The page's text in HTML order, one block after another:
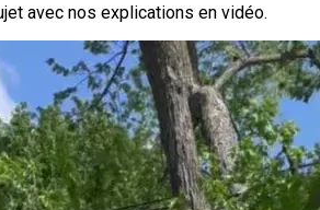
avec nos explications en vidéo.